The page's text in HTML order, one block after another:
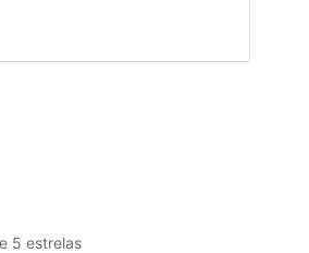
5 estrelas